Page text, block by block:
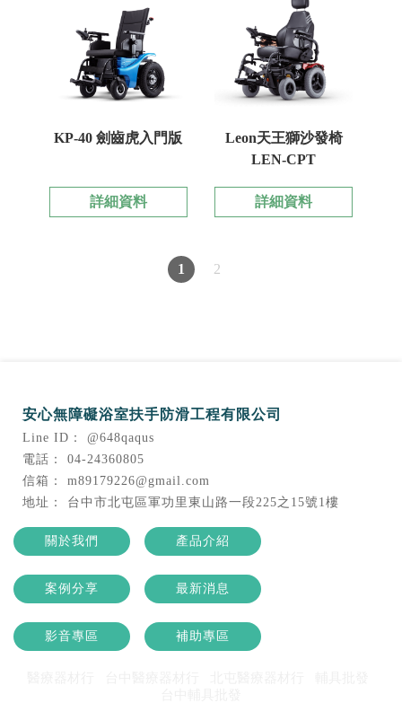
KP-40 劍齒虎入門版
詳細資料
Leon天王獅沙發椅
LEN-CPT
詳細資料
1 2
@648qaqus
04-24360805
m89179226@gmail.com
台中市北屯區軍功里東山路一段225之15號1樓
關於我們 產品介紹
案例分享 最新消息
影音專區 補助專區